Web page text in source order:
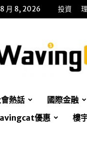
月 8, 2026 投資
招
財
貓
熱話 國際金融
優惠
樓